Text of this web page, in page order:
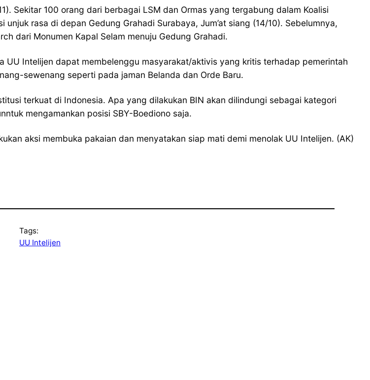
Sekitar 100 orang dari berbagai LSM dan Ormas yang tergabung dalam Koalisi
unjuk rasa di depan Gedung Grahadi Surabaya, Jum’at siang (14/10). Sebelumnya,
dari Monumen Kapal Selam menuju Gedung Grahadi.
UU Intelijen dapat membelenggu masyarakat/aktivis yang kritis terhadap pemerintah
sewenang seperti pada jaman Belanda dan Orde Baru.
terkuat di Indonesia. Apa yang dilakukan BIN akan dilindungi sebagai kategori
mengamankan posisi SBY-Boediono saja.
aksi membuka pakaian dan menyatakan siap mati demi menolak UU Intelijen. (AK)
Tags:
UU Intelijen